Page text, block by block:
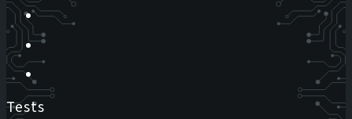
Tests